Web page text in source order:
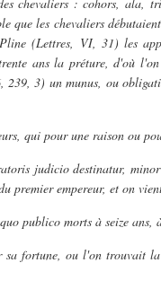
que les chevaliers
(Lettres, VI, 31) les
ans la préture, d'où
239, 3) un munus, ou
qui pour une raison ou
judicio destinatur,
premier empereur, et on
publico morts à seize
fortune, ou l'on trouvait